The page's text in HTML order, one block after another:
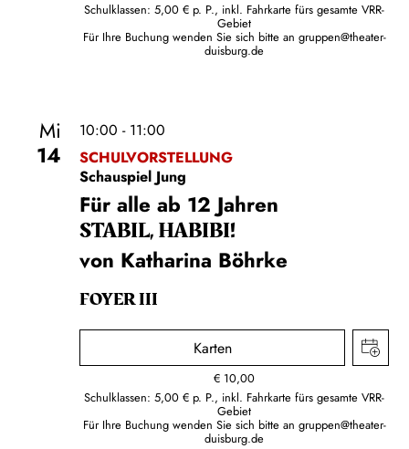
Schulklassen: 5,00 € p. P., inkl. Fahrkarte fürs gesamte VRR-
Gebiet
Für Ihre Buchung wenden Sie sich bitte an gruppen@theater-
duisburg.de
Mi
14
10:00 - 11:00
SCHULVORSTELLUNG
Schauspiel Jung
Für alle ab 12 Jahren
STABIL, HABIBI!
von Katharina Böhrke
FOYER III
Karten
€ 10,00
Schulklassen: 5,00 € p. P., inkl. Fahrkarte fürs gesamte VRR-
Gebiet
Für Ihre Buchung wenden Sie sich bitte an gruppen@theater-
duisburg.de